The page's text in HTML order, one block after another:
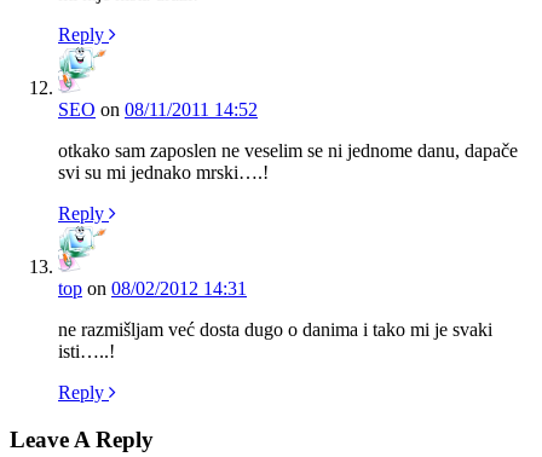
Reply
SEO on 08/11/2011 14:52
otkako sam zaposlen ne veselim se ni jednome danu, dapače
svi su mi jednako mrski….!
Reply
top on 08/02/2012 14:31
ne razmišljam već dosta dugo o danima i tako mi je svaki
isti…..!
Reply
Leave A Reply